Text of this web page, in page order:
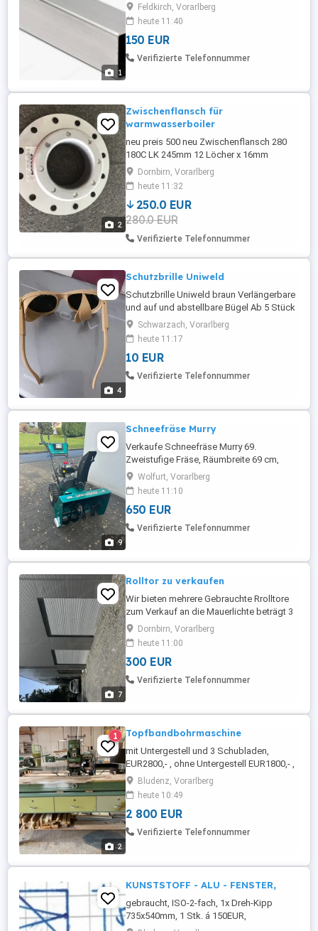
1
Feldkirch, Vorarlberg
heute 11:40
150 EUR
Verifizierte Telefonnummer
2
Zwischenflansch für
warmwasserboiler
neu preis 500 neu Zwischenflansch 280
180C LK 245mm 12 Löcher x 16mm
Dornbirn, Vorarlberg
heute 11:32
250.0 EUR
280.0 EUR
Verifizierte Telefonnummer
4
Schutzbrille Uniweld
Schutzbrille Uniweld braun Verlängerbare
und auf und abstellbare Bügel Ab 5 Stück
Versand kostenlos
Schwarzach, Vorarlberg
heute 11:17
10 EUR
Verifizierte Telefonnummer
9
Schneefräse Murry
Verkaufe Schneefräse Murry 69.
Zweistufige Fräse, Räumbreite 69 cm,
Motor Briggs&Stratton mit 10,5 PS und
Elektro-Startvorrichtung Super Zustand,
Servicegepflegt.
Wolfurt, Vorarlberg
heute 11:10
650 EUR
Verifizierte Telefonnummer
7
Rolltor zu verkaufen
Wir bieten mehrere Gebrauchte Rrolltore
zum Verkauf an die Mauerlichte beträgt 3
mal 3 Meter die Tore sind nur 9 Monate alt
und hatten einen Neupreis von 950 Wir
würden die Tore um 300 pro Tor
verkaufen. Besichtigen kann man sie in
der Stöckenstraße 12 Dornbirn Bei
Dornbirn, Vorarlberg
heute 11:00
300 EUR
Verifizierte Telefonnummer
2
1 Topfbandbohrmaschine
mit Untergestell und 3 Schubladen,
EUR2800,- , ohne Untergestell EUR1800,- ,
Selbstabholung, Barzahlung bei
Abholung, Nr. P60/22 Tel-Nr. +43 650 22 10
419
Bludenz, Vorarlberg
heute 10:49
2 800 EUR
Verifizierte Telefonnummer
KUNSTSTOFF - ALU - FENSTER,
gebraucht, ISO-2-fach, 1x Dreh-Kipp
735x540mm, 1 Stk. á 150EUR,
Selbstabholung, Barzahlung bei